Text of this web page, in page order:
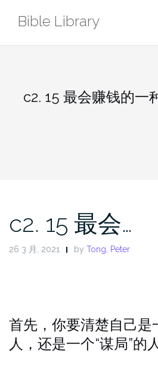
Bible Library
c2. 15 最会赚钱的一
c2. 15 最会…
26 3 月, 2021 by Tong, Peter
首先，你要清楚自己是
人，还是一个“谋局”的人